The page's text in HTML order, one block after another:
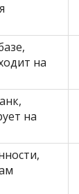
на
на